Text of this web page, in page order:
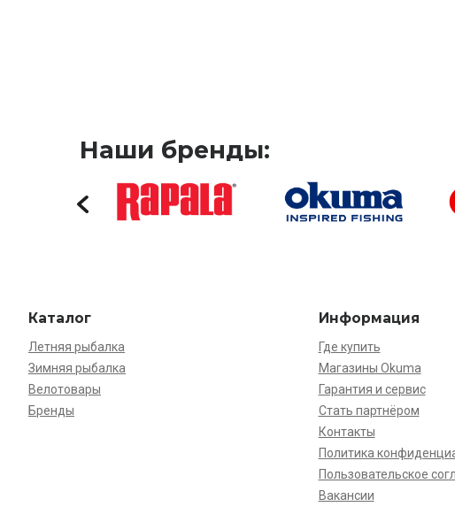
Наши бренды:
Каталог
Летняя рыбалка
Зимняя рыбалка
Велотовары
Бренды
Информация
Где купить
Магазины Okuma
Гарантия и сервис
Стать партнёром
Контакты
Политика
Пользовательское
Вакансии